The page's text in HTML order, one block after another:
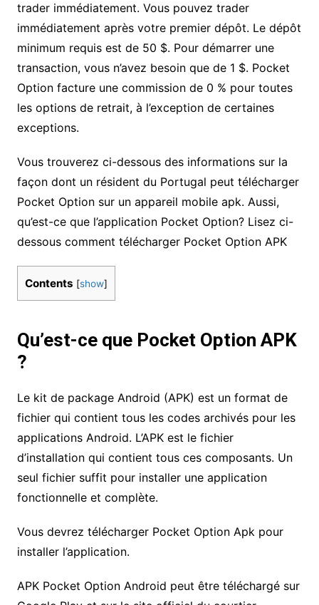
trader immédiatement. Vous pouvez trader
immédiatement après votre premier dépôt. Le dépôt
minimum requis est de 50 $. Pour démarrer une
transaction, vous n’avez besoin que de 1 $. Pocket
Option facture une commission de 0 % pour toutes
les options de retrait, à l’exception de certaines
exceptions.
Vous trouverez ci-dessous des informations sur la
façon dont un résident du Portugal peut télécharger
Pocket Option sur un appareil mobile apk. Aussi,
qu’est-ce que l’application Pocket Option? Lisez ci-
dessous comment télécharger Pocket Option APK
Contents [show]
Qu’est-ce que Pocket Option APK
?
Le kit de package Android (APK) est un format de
fichier qui contient tous les codes archivés pour les
applications Android. L’APK est le fichier
d’installation qui contient tous ces composants. Un
seul fichier suffit pour installer une application
fonctionnelle et complète.
Vous devrez télécharger Pocket Option Apk pour
installer l’application.
APK Pocket Option Android peut être téléchargé sur